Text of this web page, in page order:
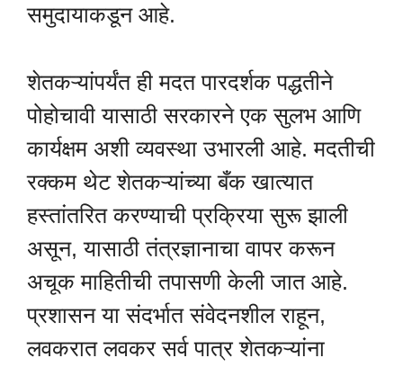
समुदायाकडून आहे.
शेतकऱ्यांपर्यंत ही मदत पारदर्शक पद्धतीने
पोहोचावी यासाठी सरकारने एक सुलभ आणि
कार्यक्षम अशी व्यवस्था उभारली आहे. मदतीची
रक्कम थेट शेतकऱ्यांच्या बँक खात्यात
हस्तांतरित करण्याची प्रक्रिया सुरू झाली
असून, यासाठी तंत्रज्ञानाचा वापर करून
अचूक माहितीची तपासणी केली जात आहे.
प्रशासन या संदर्भात संवेदनशील राहून,
लवकरात लवकर सर्व पात्र शेतकऱ्यांना